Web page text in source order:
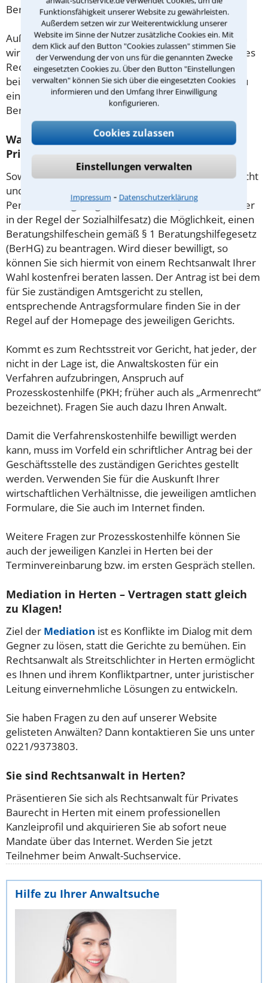
Funktionsfähigkeit unserer Website zu gewährleisten.
Außerdem setzen wir zur Weiterentwicklung unserer
Website im Sinne der Nutzer zusätzliche Cookies ein. Mit
dem Klick auf den Button "Cookies zulassen" stimmen Sie
der Verwendung der von uns für die genannten Zwecke
eingesetzten Cookies zu. Über den Button "Einstellungen
verwalten" können Sie sich über die eingesetzten Cookies
informieren und den Umfang Ihrer Einwilligung
konfigurieren.
Cookies zulassen
Einstellungen verwalten
Impressum ⁃ Datenschutzerklärung
Beratung.
Außerdem gut zu wissen: Gemäß § 34 Absatz 2 RVG
wird die Beratungsgebühr auf weitere Tätigkeiten des
Rechtsanwalts angerechnet. Sollte es also
beispielsweise aufgrund des Beratungsgesprächs zu
einem Prozess kommen, so kann der Anwalt diese
Beratungsgebühr nicht mehr abrechnen.
Was tun wenn ich mir keinen Anwalt für
Privates Baurecht leisten kann?
Soweit die Rechtsangelegenheit noch nicht vor Gericht
und eine Rechtsberatung notwendig ist, haben
Personen mit geringem Einkommen (Maßstab ist hier
in der Regel der Sozialhilfesatz) die Möglichkeit, einen
Beratungshilfeschein gemäß § 1 Beratungshilfegesetz
(BerHG) zu beantragen. Wird dieser bewilligt, so
können Sie sich hiermit von einem Rechtsanwalt Ihrer
Wahl kostenfrei beraten lassen. Der Antrag ist bei dem
für Sie zuständigen Amtsgericht zu stellen,
entsprechende Antragsformulare finden Sie in der
Regel auf der Homepage des jeweiligen Gerichts.
Kommt es zum Rechtsstreit vor Gericht, hat jeder, der
nicht in der Lage ist, die Anwaltskosten für ein
Verfahren aufzubringen, Anspruch auf
Prozesskostenhilfe (PKH; früher auch als „Armenrecht“
bezeichnet). Fragen Sie auch dazu Ihren Anwalt.
Damit die Verfahrenskostenhilfe bewilligt werden
kann, muss im Vorfeld ein schriftlicher Antrag bei der
Geschäftsstelle des zuständigen Gerichtes gestellt
werden. Verwenden Sie für die Auskunft Ihrer
wirtschaftlichen Verhältnisse, die jeweiligen amtlichen
Formulare, die Sie auch im Internet finden.
Weitere Fragen zur Prozesskostenhilfe können Sie
auch der jeweiligen Kanzlei in Herten bei der
Terminvereinbarung bzw. im ersten Gespräch stellen.
Mediation in Herten – Vertragen statt gleich
zu Klagen!
Ziel der Mediation ist es Konflikte im Dialog mit dem
Gegner zu lösen, statt die Gerichte zu bemühen. Ein
Rechtsanwalt als Streitschlichter in Herten ermöglicht
es Ihnen und ihrem Konfliktpartner, unter juristischer
Leitung einvernehmliche Lösungen zu entwickeln.
Sie haben Fragen zu den auf unserer Website
gelisteten Anwälten? Dann kontaktieren Sie uns unter
0221/9373803.
Sie sind Rechtsanwalt in Herten?
Präsentieren Sie sich als Rechtsanwalt für Privates
Baurecht in Herten mit einem professionellen
Kanzleiprofil und akquirieren Sie ab sofort neue
Mandate über das Internet. Werden Sie jetzt
Teilnehmer beim Anwalt-Suchservice.
Hilfe zu Ihrer Anwaltsuche